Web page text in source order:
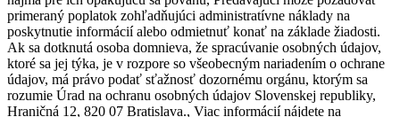
primeraný poplatok zohľadňujúci administratívne náklady na
poskytnutie informácií alebo odmietnuť konať na základe žiadosti.
Ak sa dotknutá osoba domnieva, že spracúvanie osobných údajov,
ktoré sa jej týka, je v rozpore so všeobecným nariadením o ochrane
údajov, má právo podať sťažnosť dozornému orgánu, ktorým sa
rozumie Úrad na ochranu osobných údajov Slovenskej republiky,
Hraničná 12, 820 07 Bratislava., Viac informácií nájdete na